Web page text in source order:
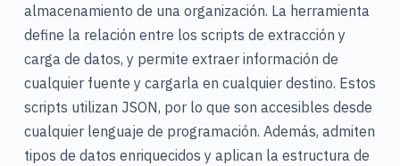
almacenamiento de una organización. La herramienta
define la relación entre los scripts de extracción y
carga de datos, y permite extraer información de
cualquier fuente y cargarla en cualquier destino. Estos
scripts utilizan JSON, por lo que son accesibles desde
cualquier lenguaje de programación. Además, admiten
tipos de datos enriquecidos y aplican la estructura de